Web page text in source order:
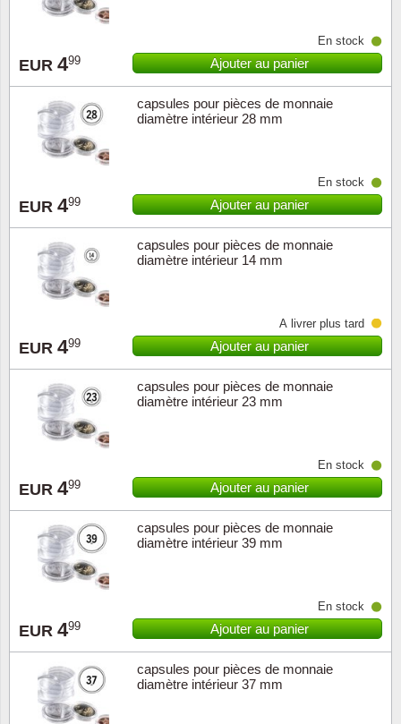
EUR 499
En stock
Ajouter au panier
capsules pour pièces de monnaie
diamètre intérieur 28 mm
EUR 499
En stock
Ajouter au panier
capsules pour pièces de monnaie
diamètre intérieur 14 mm
EUR 499
À livrer plus tard
Ajouter au panier
capsules pour pièces de monnaie
diamètre intérieur 23 mm
EUR 499
En stock
Ajouter au panier
capsules pour pièces de monnaie
diamètre intérieur 39 mm
EUR 499
En stock
Ajouter au panier
capsules pour pièces de monnaie
diamètre intérieur 37 mm
ONU
Sport